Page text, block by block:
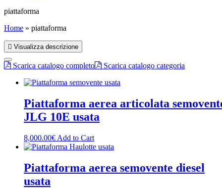
piattaforma
Home » piattaforma
Visualizza descrizione
Scarica catalogo completo Scarica catalogo categoria
Piattaforma aerea articolata
JLG 10E usata
8,000.00€ Add to Cart
Piattaforma aerea semovente diesel
usata